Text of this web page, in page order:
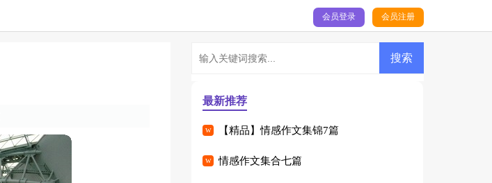
会员登录 会员注册
最新推荐
【精品】情感作文集锦7篇
情感作文集合七篇